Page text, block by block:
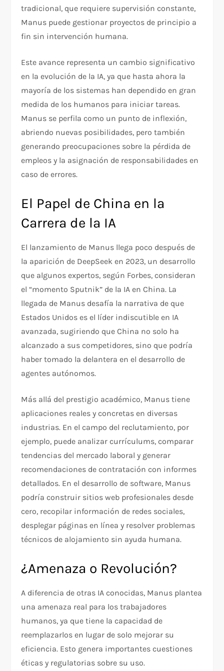
tradicional, que requiere supervisión constante,
Manus puede gestionar proyectos de principio a
fin sin intervención humana.
Este avance representa un cambio significativo
en la evolución de la IA, ya que hasta ahora la
mayoría de los sistemas han dependido en gran
medida de los humanos para iniciar tareas.
Manus se perfila como un punto de inflexión,
abriendo nuevas posibilidades, pero también
generando preocupaciones sobre la pérdida de
empleos y la asignación de responsabilidades en
caso de errores.
El Papel de China en la
Carrera de la IA
El lanzamiento de Manus llega poco después de
la aparición de DeepSeek en 2023, un desarrollo
que algunos expertos, según Forbes, consideran
el “momento Sputnik” de la IA en China. La
llegada de Manus desafía la narrativa de que
Estados Unidos es el líder indiscutible en IA
avanzada, sugiriendo que China no solo ha
alcanzado a sus competidores, sino que podría
haber tomado la delantera en el desarrollo de
agentes autónomos.
Más allá del prestigio académico, Manus tiene
aplicaciones reales y concretas en diversas
industrias. En el campo del reclutamiento, por
ejemplo, puede analizar currículums, comparar
tendencias del mercado laboral y generar
recomendaciones de contratación con informes
detallados. En el desarrollo de software, Manus
podría construir sitios web profesionales desde
cero, recopilar información de redes sociales,
desplegar páginas en línea y resolver problemas
técnicos de alojamiento sin ayuda humana.
¿Amenaza o Revolución?
A diferencia de otras IA conocidas, Manus plantea
una amenaza real para los trabajadores
humanos, ya que tiene la capacidad de
reemplazarlos en lugar de solo mejorar su
eficiencia. Esto genera importantes cuestiones
éticas y regulatorias sobre su uso.